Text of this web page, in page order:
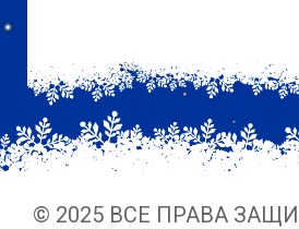
© 2025 ВСЕ ПРАВА